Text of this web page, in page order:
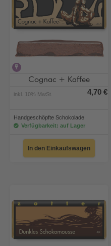
Cognac + Kaffee
inkl. 10% MwSt. 4,70 €
Handgeschöpfte Schokolade
Verfügbarkeit: auf Lager
In den Einkaufswagen